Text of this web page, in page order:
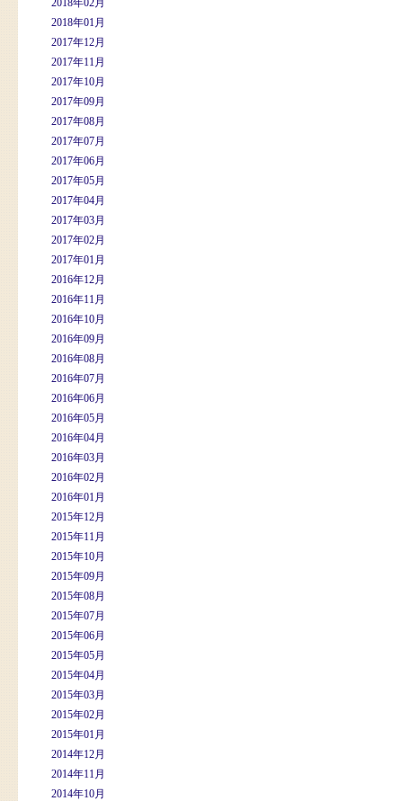
2018年02月
2018年01月
2017年12月
2017年11月
2017年10月
2017年09月
2017年08月
2017年07月
2017年06月
2017年05月
2017年04月
2017年03月
2017年02月
2017年01月
2016年12月
2016年11月
2016年10月
2016年09月
2016年08月
2016年07月
2016年06月
2016年05月
2016年04月
2016年03月
2016年02月
2016年01月
2015年12月
2015年11月
2015年10月
2015年09月
2015年08月
2015年07月
2015年06月
2015年05月
2015年04月
2015年03月
2015年02月
2015年01月
2014年12月
2014年11月
2014年10月